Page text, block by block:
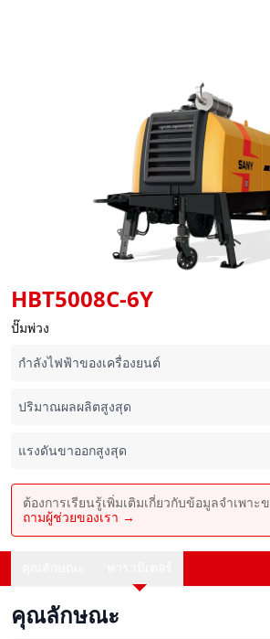
HBT5008C-6Y
ปั๊มพ่วง
กำลังไฟฟ้าของเครื่องยนต์
ปริมาณผลผลิตสูงสุด
แรงดันขาออกสูงสุด
ต้องการเรียนรู้เพิ่มเติมเกี่ยวกับข้อมูลจำเพา
ถามผู้ช่วยของเรา →
คุณลักษณะ